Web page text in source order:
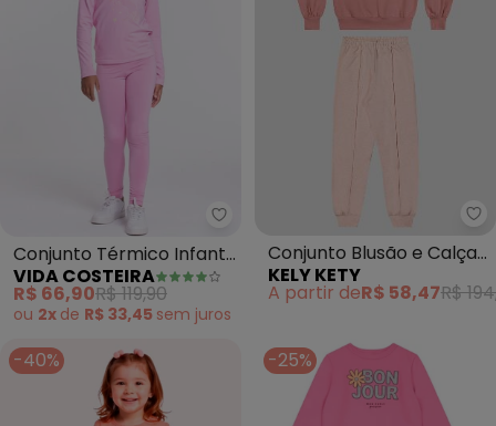
Vida Costeira - Conjunto
Conjunto Térmico Infantil
Brilha no Escuro (Preto)
VIDA COSTEIRA
R$ 66,90R$ 119,90
ou 2x de R$ 33,45 sem juros
Conjunto Blusão e Calça
em Moletom (Rosa)
KELY KETY
A partir deR$ 58,47R$
-40% -25%